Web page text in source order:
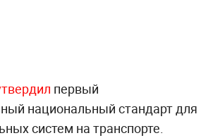
первый
национальный стандарт для
систем на транспорте.